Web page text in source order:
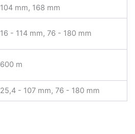
104 mm, 168 mm
16 - 114 mm, 76 - 180 mm
600 m
25,4 - 107 mm, 76 - 180 mm